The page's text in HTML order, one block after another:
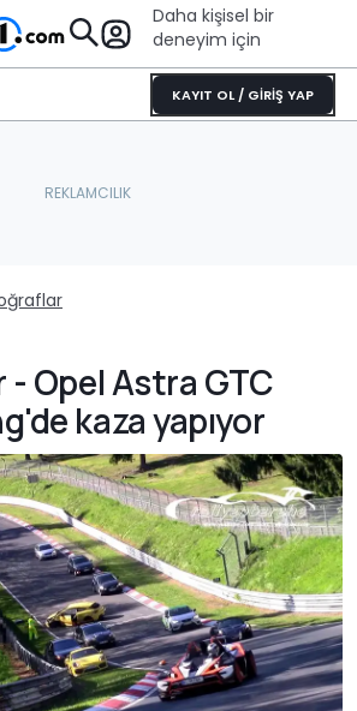
Daha kişisel bir
deneyim için
KAYIT OL / GİRİŞ YAP
Opel Astra GTC
kaza yapıyor